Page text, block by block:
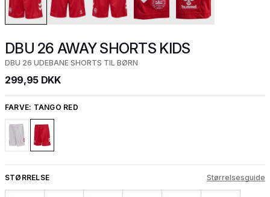
DBU 26 AWAY SHORTS KIDS
DBU 26 UDEBANE SHORTS TIL BØRN
299,95 DKK
FARVE: TANGO RED
STØRRELSE Størrelsesguide